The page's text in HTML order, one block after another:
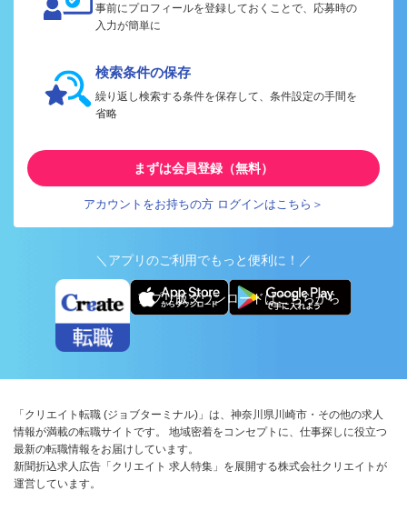
事前にプロフィールを登録しておくことで、応募時の
入力が簡単に
検索条件の保存
繰り返し検索する条件を保存して、条件設定の手間を
省略
まずは会員登録（無料）
アカウントをお持ちの方 ログインはこちら＞
＼アプリのご利用でもっと便利に！／
アプリ版ダウンロードはこちらから
「クリエイト転職 (ジョブターミナル)」は、神奈川県川崎市・その他の求人
情報が満載の転職サイトです。 地域密着をコンセプトに、仕事探しに役立つ
最新の転職情報をお届けしています。
新聞折込求人広告「クリエイト 求人特集」を展開する株式会社クリエイトが
運営しています。